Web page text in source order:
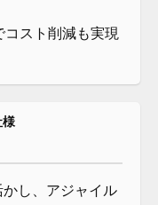
スト削減も実現
様
し、アジャイル